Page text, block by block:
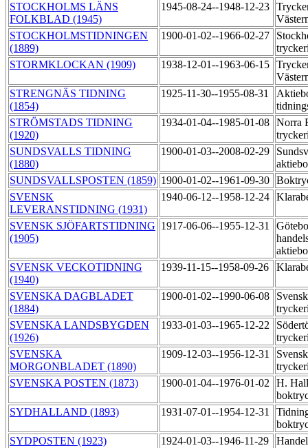
STOCKHOLMS LÄNS
FOLKBLAD (1945)
1945-08-24--1948-12-23
STOCKHOLMSTIDNINGEN
(1889)
1900-01-02--1966-02-27
STORMKLOCKAN (1909)
1938-12-01--1963-06-15
STRENGNÄS TIDNING
(1854)
1925-11-30--1955-08-31
STRÖMSTADS TIDNING
(1920)
1934-01-04--1985-01-08 Norra
SUNDSVALLS TIDNING
(1880)
1900-01-03--2008-02-29
SUNDSVALLSPOSTEN (1859) 1900-01-02--1961-09-30
SVENSK
LEVERANSTIDNING (1931)
1940-06-12--1958-12-24
SVENSK SJÖFARTSTIDNING
(1905)
1917-06-06--1955-12-31
SVENSK VECKOTIDNING
(1940)
1939-11-15--1958-09-26
SVENSKA DAGBLADET
(1884)
1900-01-02--1990-06-08
SVENSKA LANDSBYGDEN
(1926)
1933-01-03--1965-12-22
SVENSKA
MORGONBLADET (1890)
1909-12-03--1956-12-31
SVENSKA POSTEN (1873)
1900-01-04--1976-01-02
H.
SYDHALLAND (1893)
1931-07-01--1954-12-31
SYDPOSTEN (1923)
1924-01-03--1946-11-29